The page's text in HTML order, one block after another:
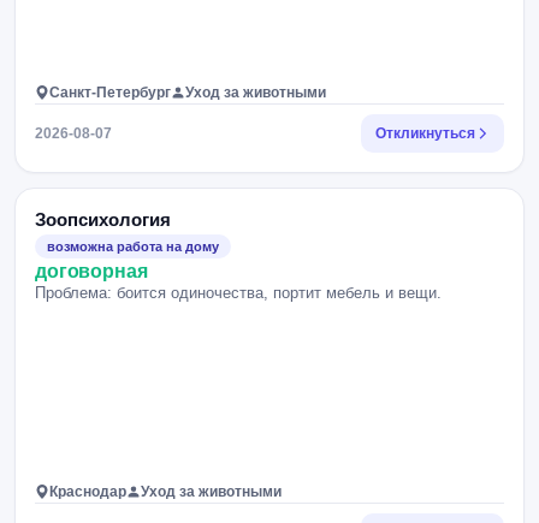
Санкт-Петербург Уход за животными
2026-08-07 Откликнуться
Зоопсихология
возможна работа на дому
договорная
Проблема: боится одиночества, портит мебель и вещи.
Краснодар Уход за животными